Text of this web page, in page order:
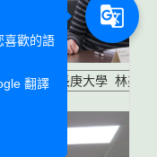
長庚大學 林美清
喜歡的語
翻譯
g_translate